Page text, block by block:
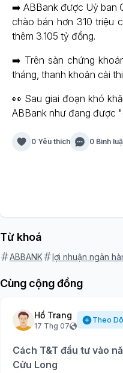
➡️ ABBank được Uỷ ban
chào bán hơn 310 triệu
thêm 3.105 tỷ đồng.
➡️ Trên sàn chứng
tháng, thanh khoản cải
👀 Sau giai đoạn khó
ABBank như đang được
0 Yêu thích 0 Bình
Từ khoá
ABBANK lợi nhuận ngân
Cùng cộng đồng
Hồ Trang
17 Thg 07
Theo
Cách T&T đầu tư vào
Cửu Long